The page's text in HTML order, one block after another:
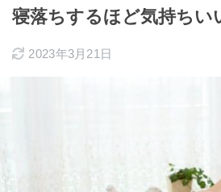
寝落ちするほど気持ちい
2023年3月21日